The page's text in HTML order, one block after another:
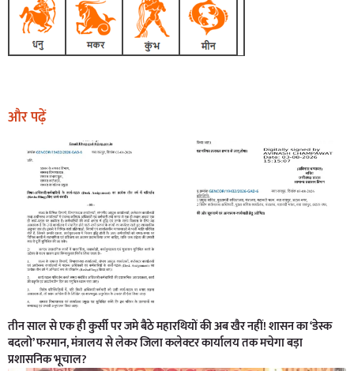
और पढ़ें
तीन साल से एक ही कुर्सी पर जमे बैठे महारथियों की अब खैर नहीं! शासन का ‘डेस्क
बदलो’ फरमान, मंत्रालय से लेकर जिला कलेक्टर कार्यालय तक मचेगा बड़ा
प्रशासनिक भूचाल?